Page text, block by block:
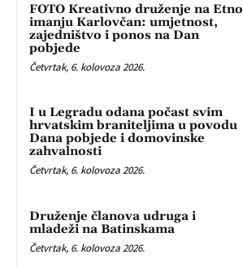
FOTO Kreativno druženje na Etno
imanju Karlovčan: umjetnost,
zajedništvo i ponos na Dan
pobjede
Četvrtak, 6. kolovoza 2026.
I u Legradu odana počast svim
hrvatskim braniteljima u povodu
Dana pobjede i domovinske
zahvalnosti
Četvrtak, 6. kolovoza 2026.
Druženje članova udruga i
mladeži na Batinskama
Četvrtak, 6. kolovoza 2026.